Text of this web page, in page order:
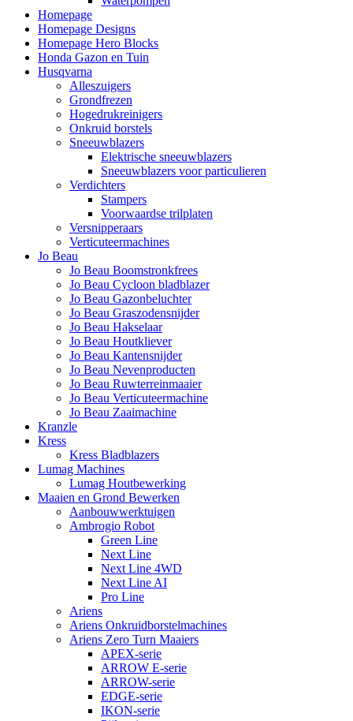
Homepage
Homepage Designs
Homepage Hero Blocks
Honda Gazon en Tuin
Husqvarna
Alleszuigers
Grondfrezen
Hogedrukreinigers
Onkruid borstels
Sneeuwblazers
Elektrische sneeuwblazers
Sneeuwblazers voor particulieren
Verdichters
Stampers
Voorwaardse trilplaten
Versnipperaars
Verticuteermachines
Jo Beau
Jo Beau Boomstronkfrees
Jo Beau Cycloon bladblazer
Jo Beau Gazonbeluchter
Jo Beau Graszodensnijder
Jo Beau Hakselaar
Jo Beau Houtkliever
Jo Beau Kantensnijder
Jo Beau Nevenproducten
Jo Beau Ruwterreinmaaier
Jo Beau Verticuteermachine
Jo Beau Zaaimachine
Kranzle
Kress
Kress Bladblazers
Lumag Machines
Lumag Houtbewerking
Maaien en Grond Bewerken
Aanbouwwerktuigen
Ambrogio Robot
Green Line
Next Line
Next Line 4WD
Next Line AI
Pro Line
Ariens
Ariens Onkruidborstelmachines
Ariens Zero Turn Maaiers
APEX-serie
ARROW E-serie
ARROW-serie
EDGE-serie
IKON-serie